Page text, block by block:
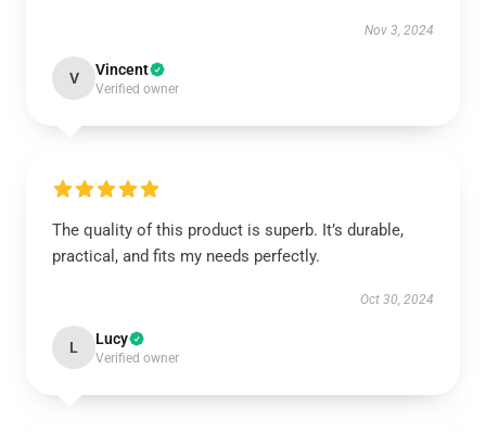
Nov 3, 2024
V Vincent
Verified owner
The quality of this product is superb. It’s durable,
practical, and fits my needs perfectly.
Oct 30, 2024
L Lucy
Verified owner